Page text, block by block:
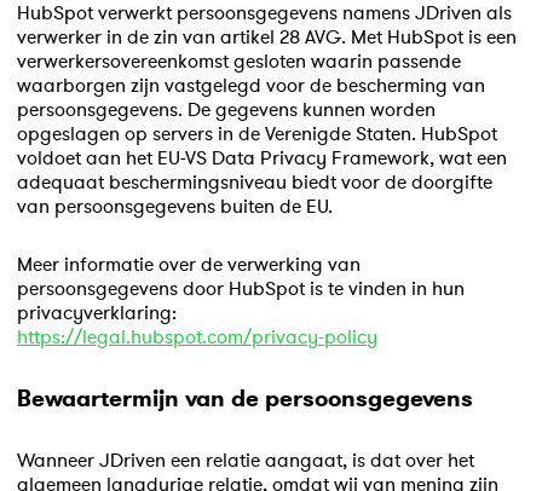
HubSpot verwerkt persoonsgegevens namens JDriven als
verwerker in de zin van artikel 28 AVG. Met HubSpot is een
verwerkersovereenkomst gesloten waarin passende
waarborgen zijn vastgelegd voor de bescherming van
persoonsgegevens. De gegevens kunnen worden
opgeslagen op servers in de Verenigde Staten. HubSpot
voldoet aan het EU-VS Data Privacy Framework, wat een
adequaat beschermingsniveau biedt voor de doorgifte
van persoonsgegevens buiten de EU.
Meer informatie over de verwerking van
persoonsgegevens door HubSpot is te vinden in hun
privacyverklaring:
https://legal.hubspot.com/privacy-policy
Bewaartermijn van de persoonsgegevens
Wanneer JDriven een relatie aangaat, is dat over het
algemeen langdurige relatie, omdat wij van mening zijn